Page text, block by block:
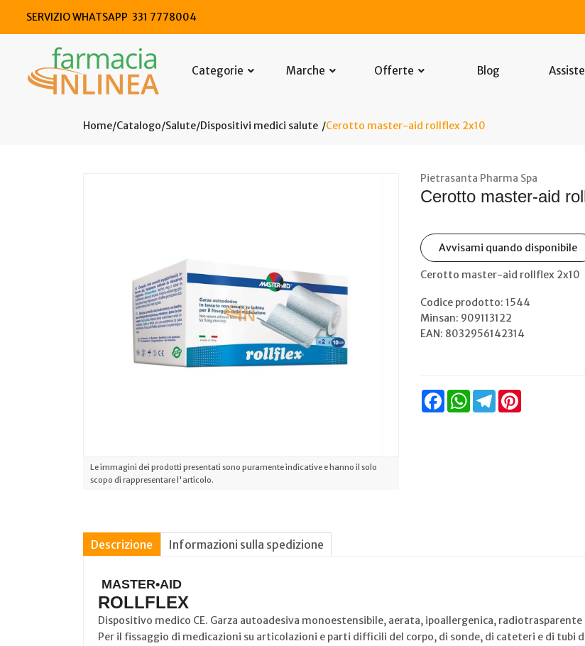
SERVIZIO WHATSAPP 331 7778004
Categorie Marche Offerte Blog
Home Catalogo/Salute/Dispositivi medici salute Cerotto master-aid rollflex 2x10
Le immagini dei prodotti presentati sono puramente indicative e hanno il solo
scopo di rappresentare l'articolo.
Pietrasanta Pharma Spa
Cerotto master-aid
Avvisami quando disponibile
Cerotto master-aid rollflex 2x10
Codice prodotto: 1544
Minsan: 909113122
EAN: 8032956142314
FacebookWhatsAppTelegram
Descrizione Informazioni sulla spedizione
MASTER•AID
ROLLFLEX
Dispositivo medico CE. Garza autoadesiva monoestensibile, aerata, ipoallergenica,
Per il fissaggio di medicazioni su articolazioni e parti difficili del corpo, di sonde, di cateteri e di